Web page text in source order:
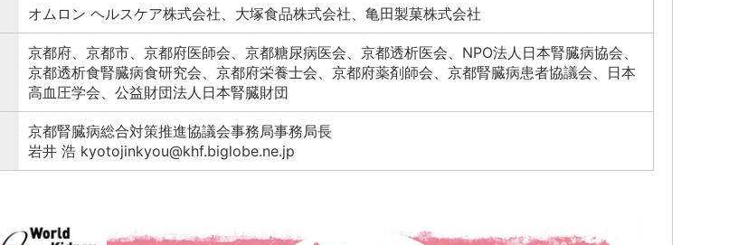
オムロン ヘルスケア株式会社、大塚食品株式会社、亀田製菓株式会社
京都府、京都市、京都府医師会、京都糖尿病医会、京都透析医会、NPO法人日本腎臓病協会、
京都透析食腎臓病食研究会、京都府栄養士会、京都府薬剤師会、京都腎臓病患者協議会、日本
高血圧学会、公益財団法人日本腎臓財団
京都腎臓病総合対策推進協議会事務局事務局長
岩井 浩 kyotojinkyou@khf.biglobe.ne.jp